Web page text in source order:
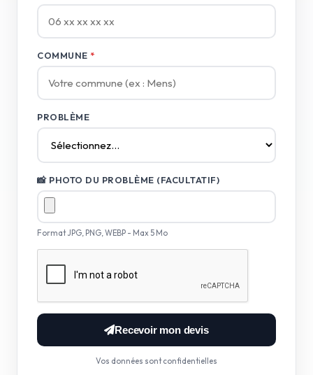
COMMUNE *
PROBLÈME
📸 PHOTO DU PROBLÈME (FACULTATIF)
Format JPG, PNG, WEBP - Max 5 Mo
Recevoir mon devis
Vos données sont confidentielles